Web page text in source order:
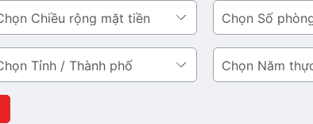
Số
phòng
ngủ
Năm
thực